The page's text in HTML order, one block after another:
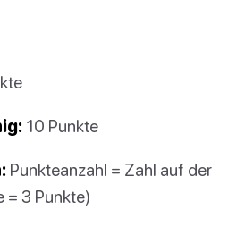
10 Punkte
Punkteanzahl = Zahl auf der
= 3 Punkte)